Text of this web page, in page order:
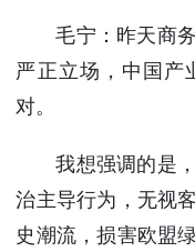
毛宁：昨天商
严正立场，中国产
对。
我想强调的是
治主导行为，无视
史潮流，损害欧盟